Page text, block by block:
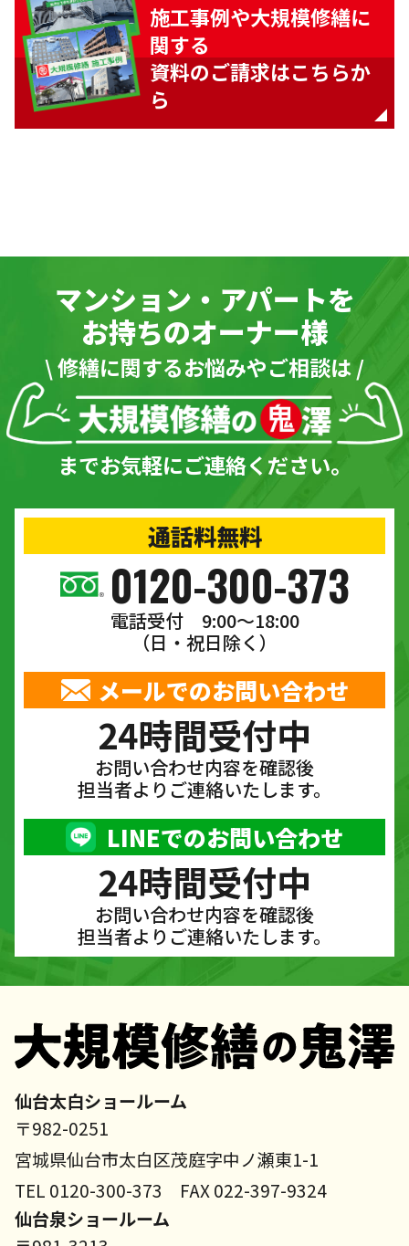
施工事例や大規模修繕に
関する
資料のご請求はこちらか
ら
マンション・アパートを
お持ちのオーナー様
\ 修繕に関するお悩みやご相談は /
までお気軽にご連絡ください。
通話料無料
0120-300-373
電話受付 9:00〜18:00
（日・祝日除く）
メールでのお問い合わせ
24時間受付中
お問い合わせ内容を確認後
担当者よりご連絡いたします。
LINEでのお問い合わせ
24時間受付中
お問い合わせ内容を確認後
担当者よりご連絡いたします。
仙台太白ショールーム
〒982-0251
宮城県仙台市太白区茂庭字中ノ瀬東1-1
TEL 0120-300-373 FAX 022-397-9324
仙台泉ショールーム